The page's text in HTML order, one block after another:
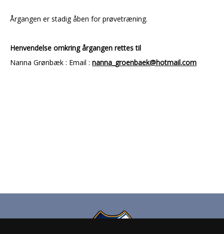
Årgangen er stadig åben for prøvetræning.
Henvendelse omkring årgangen rettes til
Nanna Grønbæk : Email : nanna_groenbaek@hotmail.com